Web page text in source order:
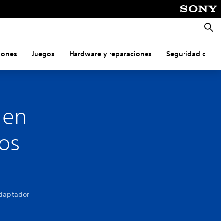
Juegos Hardware y reparaciones Seguridad